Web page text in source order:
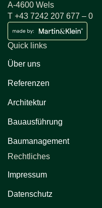
A-4600 Wels
T +43 7242 207 677 – 0
Quick links
Über uns
Referenzen
Architektur
Bauausführung
Baumanagement
Rechtliches
Impressum
Datenschutz